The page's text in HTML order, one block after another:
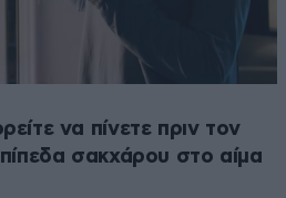
να πίνετε πριν τον
σακχάρου στο αίμα